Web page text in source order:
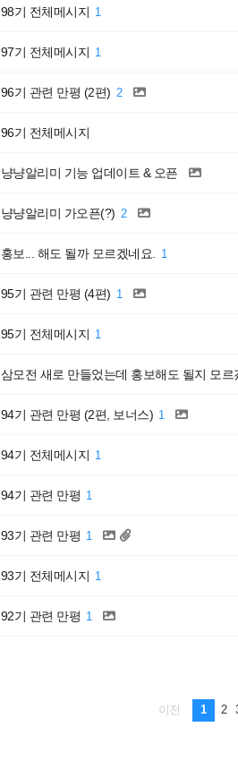
98기 전체메시지 1
97기 전체메시지 1
96기 관련 만평 (2편) 2
96기 전체메시지
냥냥알리미 기능 업데이트 & 오픈
냥냥알리미 가오픈(?) 2
홍보... 해도 될까 모르겠네요. 1
95기 관련 만평 (4편) 1
95기 전체메시지 1
삼모전 새로 만들었는데 홍보해도 될지 모르
94기 관련 만평 (2편, 보너스) 1
94기 전체메시지 1
94기 관련 만평 1
93기 관련 만평 1
93기 전체메시지 1
92기 관련 만평 1
이전 1 2